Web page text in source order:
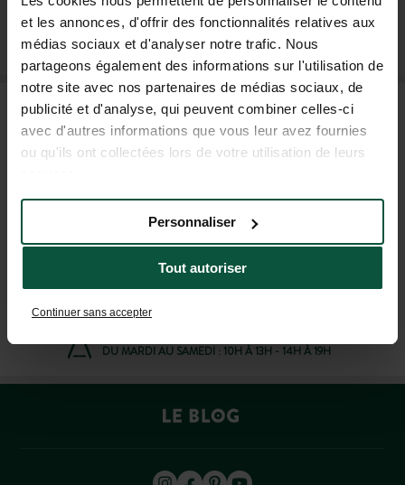
et les annonces, d'offrir des fonctionnalités relatives aux
médias sociaux et d'analyser notre trafic. Nous
partageons également des informations sur l'utilisation de
notre site avec nos partenaires de médias sociaux, de
publicité et d'analyse, qui peuvent combiner celles-ci
avec d'autres informations que vous leur avez fournies
ou qu'ils ont collectées lors de votre utilisation de leurs
Tout autoriser
Personnaliser
Continuer sans accepter
M'INSCRIRE À LA NEWSLETTER
FAQ
04 37 64 22 35
(LUN-VEN : 9H-19H ; SAM : 9H-18H)
DU MARDI AU SAMEDI : 10H À 13H - 14H À 19H